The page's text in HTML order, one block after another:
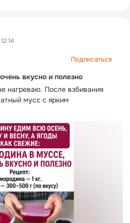
Подписаться
вкусно и полезно
нагреваю. После взбивания
мусс с ярким